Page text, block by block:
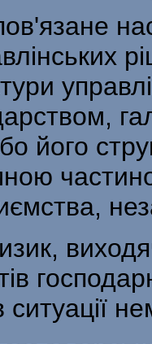
його
ситуації